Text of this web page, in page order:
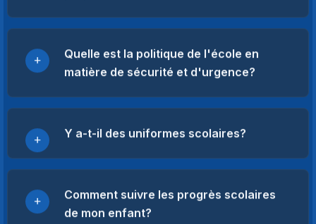
Quelle est la politique de l'école en
matière de sécurité et d'urgence?
Y a-t-il des uniformes scolaires?
Comment suivre les progrès scolaires
de mon enfant?